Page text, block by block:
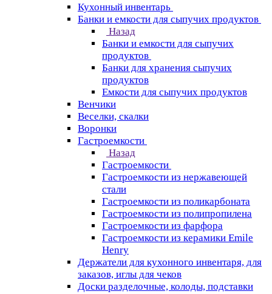
Кухонный инвентарь
Банки и емкости для сыпучих продуктов
Назад
Банки и емкости для сыпучих
продуктов
Банки для хранения сыпучих
продуктов
Емкости для сыпучих продуктов
Венчики
Веселки, скалки
Воронки
Гастроемкости
Назад
Гастроемкости
Гастроемкости из нержавеющей
стали
Гастроемкости из поликарбоната
Гастроемкости из полипропилена
Гастроемкости из фарфора
Гастроемкости из керамики Emile
Henry
Держатели для кухонного инвентаря, для
заказов, иглы для чеков
Доски разделочные, колоды, подставки